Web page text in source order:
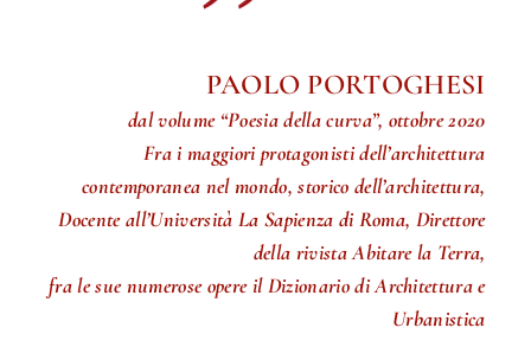
PAOLO PORTOGHESI
dal volume “Poesia della curva”, ottobre 2020
Fra i maggiori protagonisti dell’architettura
contemporanea nel mondo, storico dell’architettura,
Docente all’Università La Sapienza di Roma, Direttore
della rivista Abitare la Terra,
fra le sue numerose opere il Dizionario di Architettura e
Urbanistica